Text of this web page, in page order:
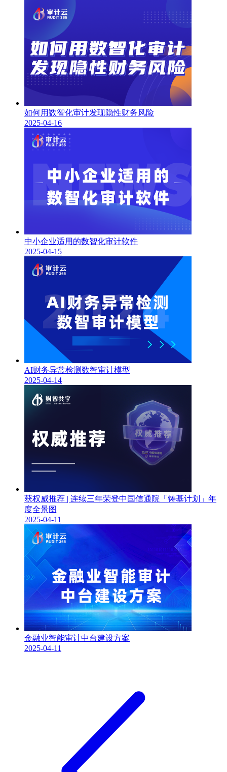
如何用数智化审计发现隐性财务风险
2025-04-16
中小企业适用的数智化审计软件
2025-04-15
AI财务异常检测数智审计模型
2025-04-14
获权威推荐 | 连续三年荣登中国信通院「铸基计划」年
度全景图
2025-04-11
金融业智能审计中台建设方案
2025-04-11